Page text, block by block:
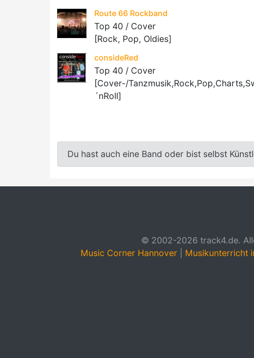
Route 66 Rockband
Top 40 / Cover
[Rock, Pop, Oldies]
consideRed
Top 40 / Cover
[Cover-/
´nRoll]
Du hast auch eine Band oder bist selbst
© 2002-2026 track4.de.
Music Corner Hannover
Musikunterricht